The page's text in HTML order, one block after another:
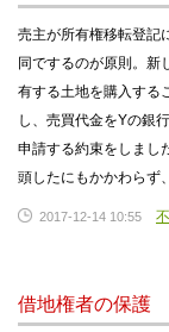
売主が所有権移転登記
同でするのが原則。新
有する土地を購入する
し、売買代金をYの銀
申請する約束をしまし
頭したにもかかわらず
2017-12-14 10:55
借地権者の保護